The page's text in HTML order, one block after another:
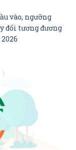
vào, ngưỡng
đổi tương đương